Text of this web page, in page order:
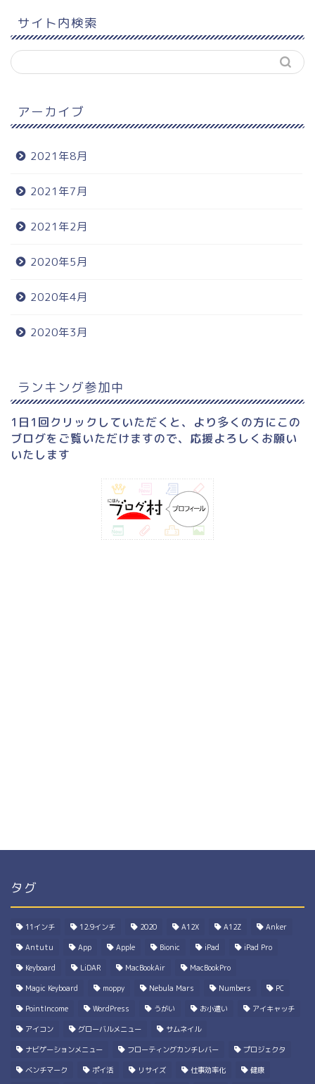
サイト内検索
アーカイブ
2021年8月
2021年7月
2021年2月
2020年5月
2020年4月
2020年3月
ランキング参加中
1日1回クリックしていただくと、より多くの方にこの
ブログをご覧いただけますので、応援よろしくお願い
いたします
タグ
11インチ 12.9インチ 2020 A12X A12Z Anker
Antutu App Apple Bionic iPad iPad Pro
Keyboard LiDAR MacBookAir MacBookPro
Magic Keyboard moppy Nebula Mars Numbers PC
PointIncome WordPress うがい お小遣い アイキャッチ
アイコン グローバルメニュー サムネイル
ナビゲーションメニュー フローティングカンチレバー プロジェクタ
ベンチマーク ポイ活 リサイズ 仕事効率化 健康